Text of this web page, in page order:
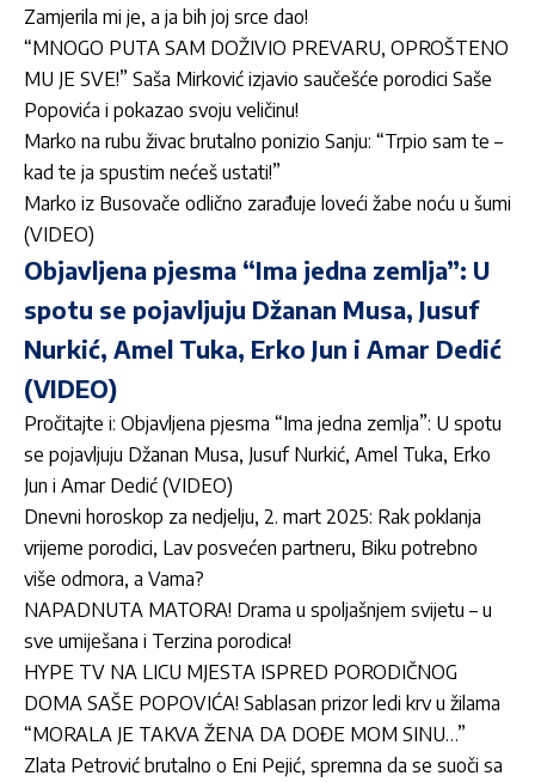
Zamjerila mi je, a ja bih joj srce dao!
“MNOGO PUTA SAM DOŽIVIO PREVARU, OPROŠTENO
MU JE SVE!” Saša Mirković izjavio saučešće porodici Saše
Popovića i pokazao svoju veličinu!
Marko na rubu živac brutalno ponizio Sanju: “Trpio sam te –
kad te ja spustim nećeš ustati!”
Marko iz Busovače odlično zarađuje loveći žabe noću u šumi
(VIDEO)
Objavljena pjesma “Ima jedna zemlja”: U
spotu se pojavljuju Džanan Musa, Jusuf
Nurkić, Amel Tuka, Erko Jun i Amar Dedić
(VIDEO)
Pročitajte i: Objavljena pjesma “Ima jedna zemlja”: U spotu
se pojavljuju Džanan Musa, Jusuf Nurkić, Amel Tuka, Erko
Jun i Amar Dedić (VIDEO)
Dnevni horoskop za nedjelju, 2. mart 2025: Rak poklanja
vrijeme porodici, Lav posvećen partneru, Biku potrebno
više odmora, a Vama?
NAPADNUTA MATORA! Drama u spoljašnjem svijetu – u
sve umiješana i Terzina porodica!
HYPE TV NA LICU MJESTA ISPRED PORODIČNOG
DOMA SAŠE POPOVIĆA! Sablasan prizor ledi krv u žilama
“MORALA JE TAKVA ŽENA DA DOĐE MOM SINU…”
Zlata Petrović brutalno o Eni Pejić, spremna da se suoči sa